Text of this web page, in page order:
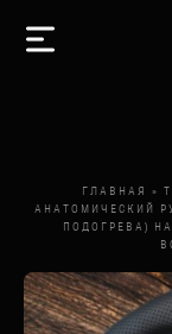
ГЛАВНАЯ »
АНАТОМИЧЕСКИЙ
ПОДОГРЕВА) НА